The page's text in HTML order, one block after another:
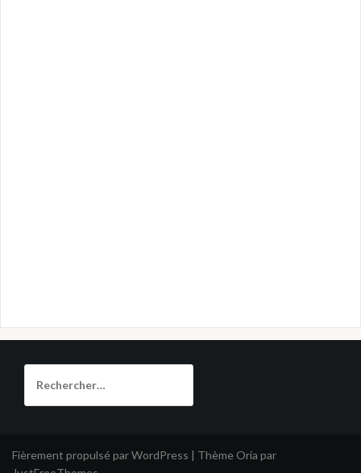
Fièrement propulsé par WordPress | Thème Oria par